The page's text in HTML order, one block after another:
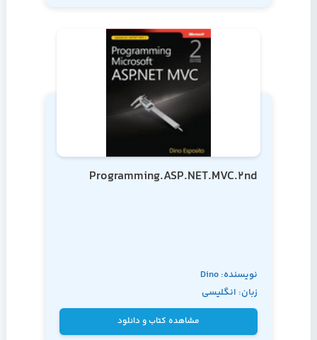
Programming.ASP.NET.MVC.2nd
نویسنده: Dino
Esposito
زبان: انگلیسی
مشاهده کتاب و دانلود